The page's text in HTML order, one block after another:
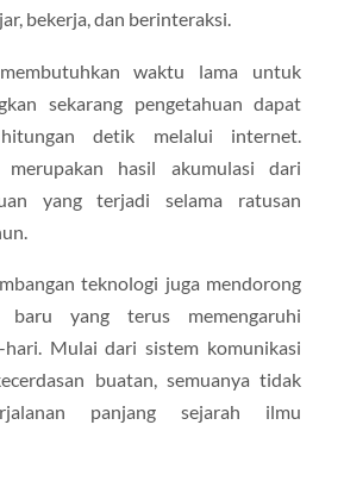
bekerja, dan berinteraksi.
waktu lama untuk
sekarang pengetahuan dapat
detik melalui internet.
merupakan hasil akumulasi dari
yang terjadi selama ratusan
teknologi juga mendorong
baru yang terus memengaruhi
hari. Mulai dari sistem komunikasi
buatan, semuanya tidak
panjang sejarah ilmu